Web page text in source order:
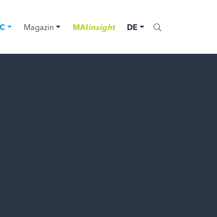
Magazin MAIinsight DE